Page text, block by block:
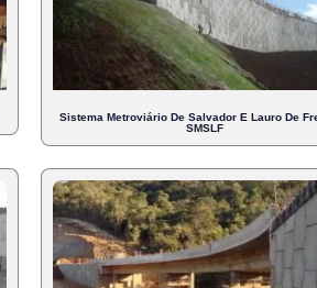
Sistema Metroviário De Salvador E Lauro De
SMSLF